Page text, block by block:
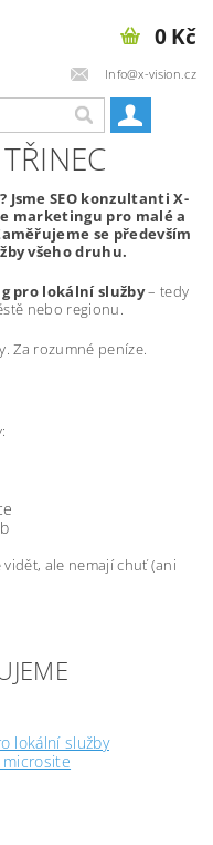
Info@x-vision.cz
0 Kč
SEO konzultanti X-
marketingu pro malé a
se především
všeho druhu.
pro lokální služby– tedy
nebo regionu.
Za rozumné peníze.
ale nemají chuť (ani
lokální služby